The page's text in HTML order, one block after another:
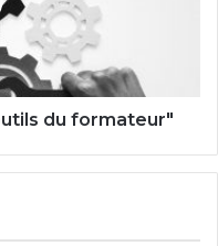
du formateur"